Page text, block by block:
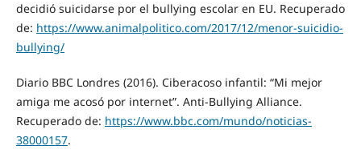
decidió suicidarse por el bullying escolar en EU. Recuperado
de: https://www.animalpolitico.com/2017/12/menor-suicidio-
bullying/
Diario BBC Londres (2016). Ciberacoso infantil: “Mi mejor
amiga me acosó por internet”. Anti-Bullying Alliance.
Recuperado de: https://www.bbc.com/mundo/noticias-
38000157.